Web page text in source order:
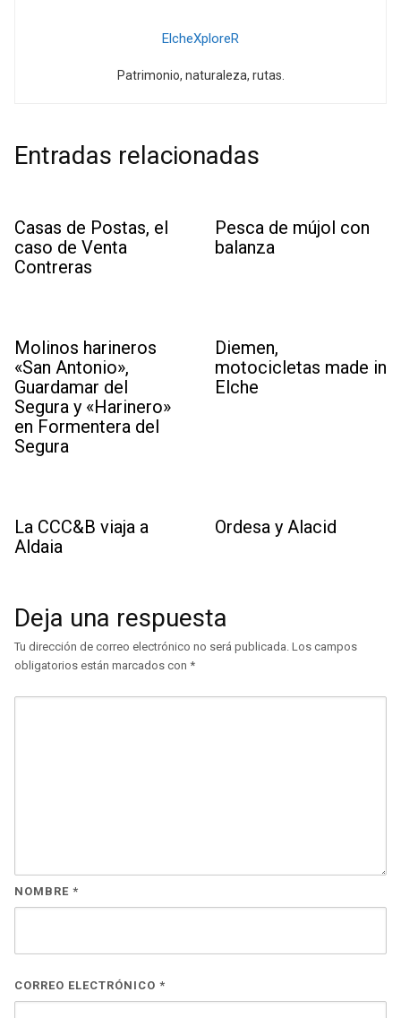
ElcheXploreR
Patrimonio, naturaleza, rutas.
Entradas relacionadas
Casas de Postas, el
caso de Venta
Contreras
Pesca de mújol con
balanza
Molinos harineros
«San Antonio»,
Guardamar del
Segura y «Harinero»
en Formentera del
Segura
Diemen,
motocicletas made in
Elche
La CCC&B viaja a
Aldaia
Ordesa y Alacid
Deja una respuesta
Tu dirección de correo electrónico no será publicada. Los campos
obligatorios están marcados con *
NOMBRE *
CORREO ELECTRÓNICO *